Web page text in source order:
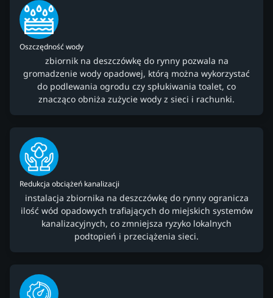
Oszczędność wody
zbiornik na deszczówkę do rynny pozwala na
gromadzenie wody opadowej, którą można wykorzystać
do podlewania ogrodu czy spłukiwania toalet, co
znacząco obniża zużycie wody z sieci i rachunki.
Redukcja obciążeń kanalizacji
instalacja zbiornika na deszczówkę do rynny ogranicza
ilość wód opadowych trafiających do miejskich systemów
kanalizacyjnych, co zmniejsza ryzyko lokalnych
podtopień i przeciążenia sieci.